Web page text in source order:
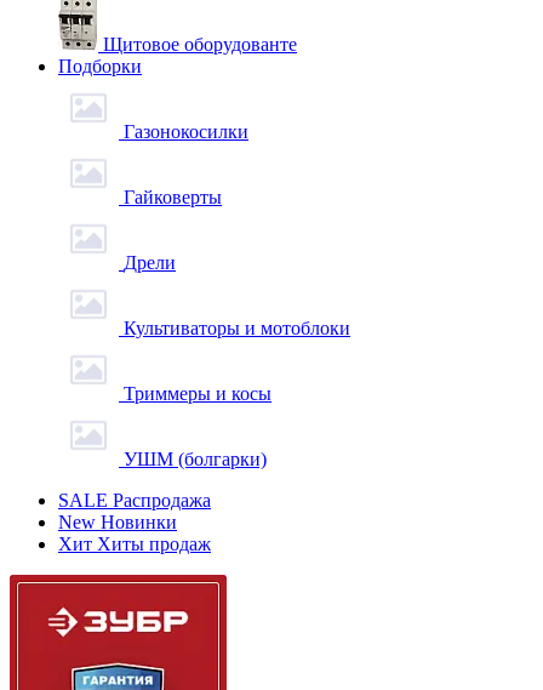
Щитовое оборудованте
Подборки
Газонокосилки
Гайковерты
Дрели
Культиваторы и мотоблоки
Триммеры и косы
УШМ (болгарки)
SALE Распродажа
New Новинки
Хит Хиты продаж